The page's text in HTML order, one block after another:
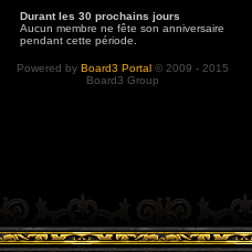
Durant les 30 prochains jours
Aucun membre ne fête son anniversaire
pendant cette période.
Powered by Board3 Portal © 2009 - 2015
Board3 Group